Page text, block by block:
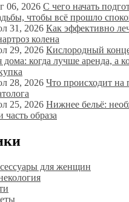
06, 2026 С чего начать
чтобы всё прошло
31, 2026 Как эффективно
колена
29, 2026 Кислородный
дома: когда лучше аренда, а
28, 2026 Что происходит на
25, 2026 Нижнее бельё:
часть образа
для женщин